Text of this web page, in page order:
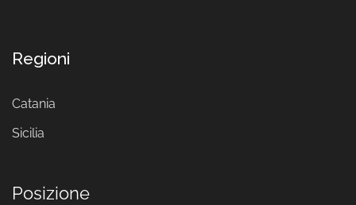
Regioni
Catania
Sicilia
Posizione